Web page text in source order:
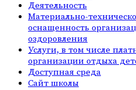
Деятельность
Материально-
оснащенность
оздоровления
Услуги, в том числе
организации отдыха
Доступная среда
Сайт школы